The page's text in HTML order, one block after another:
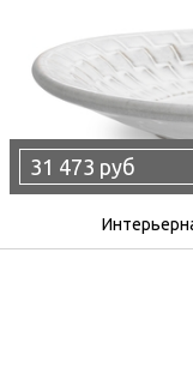
31 473 руб